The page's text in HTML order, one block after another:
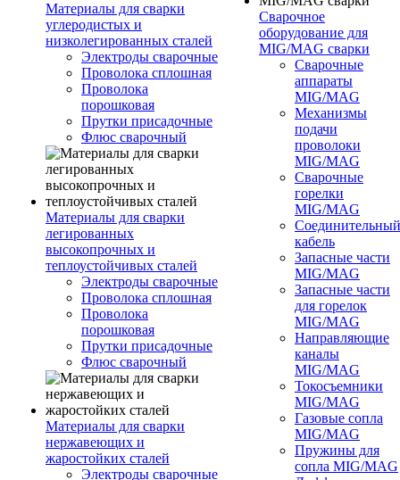
Материалы для сварки
углеродистых и
низколегированных сталей
Электроды сварочные
Проволока сплошная
Проволока
порошковая
Прутки присадочные
Флюс сварочный
Материалы для сварки
легированных
высокопрочных и
теплоустойчивых сталей
Электроды сварочные
Проволока сплошная
Проволока
порошковая
Прутки присадочные
Флюс сварочный
Материалы для сварки
нержавеющих и
жаростойких сталей
Электроды сварочные
Сварочное
оборудование для
MIG/MAG сварки
Сварочные
аппараты
MIG/MAG
Механизмы
подачи
проволоки
MIG/MAG
Сварочные
горелки
MIG/MAG
Соединительный
кабель
Запасные части
MIG/MAG
Запасные части
для горелок
MIG/MAG
Направляющие
каналы
MIG/MAG
Токосъемники
MIG/MAG
Газовые сопла
MIG/MAG
Пружины для
сопла MIG/MAG